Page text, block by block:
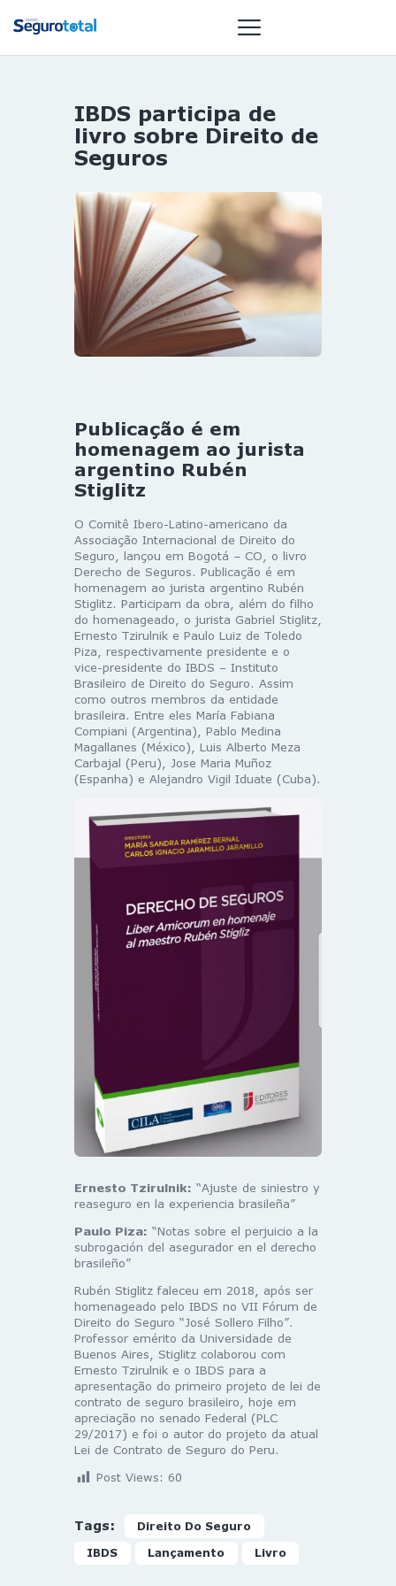
NOTÍCIAS
REVISTA
GAIVOTA DE
OURO
ST SUMMIT
MULHERES
GESTORAS
HOMEST
HOME
IBDS participa de
livro sobre Direito de
Seguros
Publicação é em
homenagem ao jurista
argentino Rubén
Stiglitz
O Comitê Ibero-Latino-americano da
Associação Internacional de Direito do
Seguro, lançou em Bogotá – CO, o livro
Derecho de Seguros. Publicação é em
homenagem ao jurista argentino Rubén
Stiglitz. Participam da obra, além do filho
do homenageado, o jurista Gabriel Stiglitz,
Ernesto Tzirulnik e Paulo Luiz de Toledo
Piza, respectivamente presidente e o
vice-presidente do IBDS – Instituto
Brasileiro de Direito do Seguro. Assim
como outros membros da entidade
brasileira. Entre eles María Fabiana
Compiani (Argentina), Pablo Medina
Magallanes (México), Luis Alberto Meza
Carbajal (Peru), Jose Maria Muñoz
(Espanha) e Alejandro Vigil Iduate (Cuba).
Ernesto Tzirulnik: “Ajuste de siniestro y
reaseguro en la experiencia brasileña”
Paulo Piza: “Notas sobre el perjuicio a la
subrogación del asegurador en el derecho
brasileño”
Rubén Stiglitz faleceu em 2018, após ser
homenageado pelo IBDS no VII Fórum de
Direito do Seguro “José Sollero Filho”.
Professor emérito da Universidade de
Buenos Aires, Stiglitz colaborou com
Ernesto Tzirulnik e o IBDS para a
apresentação do primeiro projeto de lei de
contrato de seguro brasileiro, hoje em
apreciação no senado Federal (PLC
29/2017) e foi o autor do projeto da atual
Lei de Contrato de Seguro do Peru.
Post Views: 60
Tags: Direito Do Seguro
IBDS Lançamento Livro